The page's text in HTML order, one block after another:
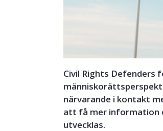
Civil Rights Defenders
närvarande i kontakt
att få mer information
utvecklas.